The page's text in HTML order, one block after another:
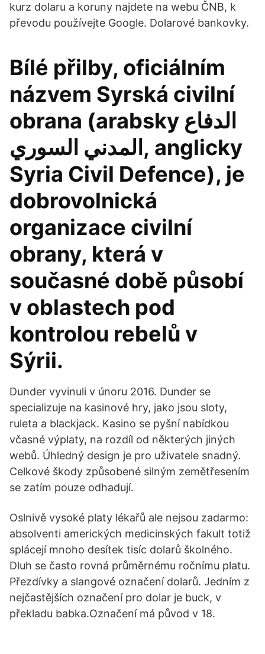
kurz dolaru a koruny najdete na webu ČNB, k
převodu používejte Google. Dolarové bankovky.
Bílé přilby, oficiálním
názvem Syrská civilní
obrana (arabsky الدفاع
المدني السوري, anglicky
Syria Civil Defence), je
dobrovolnická
organizace civilní
obrany, která v
současné době působí
v oblastech pod
kontrolou rebelů v
Sýrii.
Dunder vyvinuli v únoru 2016. Dunder se
specializuje na kasinové hry, jako jsou sloty,
ruleta a blackjack. Kasino se pyšní nabídkou
včasné výplaty, na rozdíl od některých jiných
webů. Úhledný design je pro uživatele snadný.
Celkové škody způsobené silným zemětřesením
se zatím pouze odhadují.
Oslnivě vysoké platy lékařů ale nejsou zadarmo:
absolventi amerických medicinských fakult totiž
splácejí mnoho desítek tisíc dolarů školného.
Dluh se často rovná průměrnému ročnímu platu.
Přezdívky a slangové označení dolarů. Jedním z
nejčastějších označení pro dolar je buck, v
překladu babka.Označení má původ v 18.